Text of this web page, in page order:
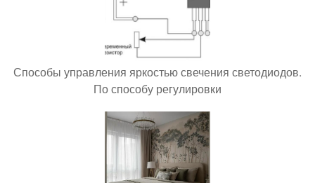
Способы управления яркостью свечения светодиодов.
По способу регулировки